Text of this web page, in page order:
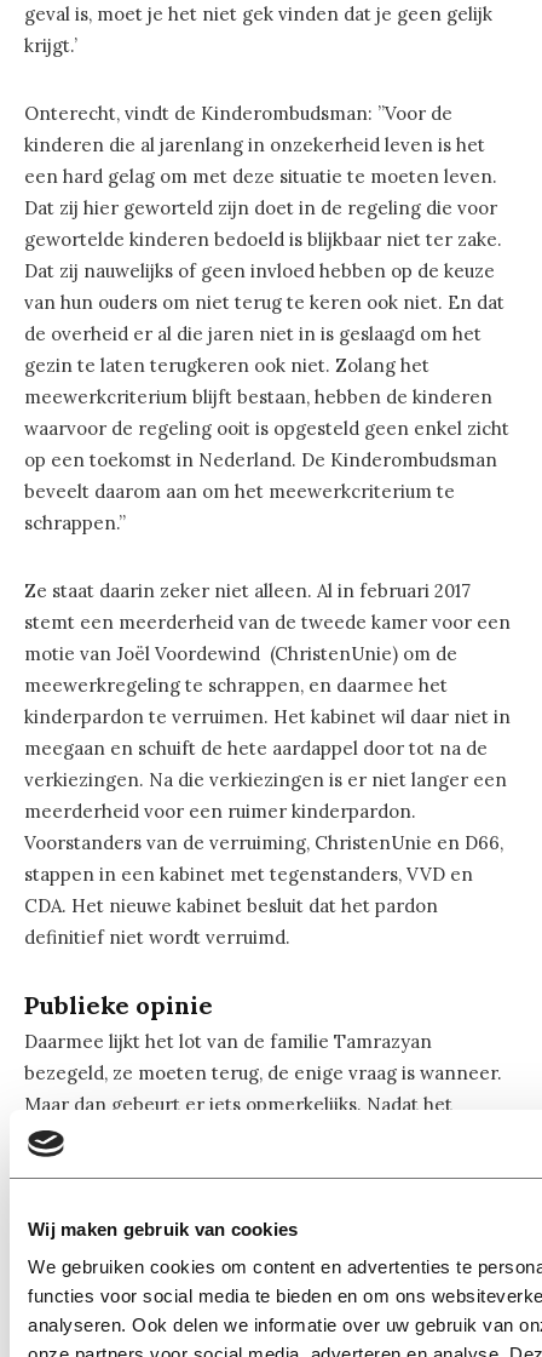
Wij maken gebruik van cookies
We gebruiken cookies om content en advertenties te
functies voor social media te bieden en om ons
analyseren. Ook delen we informatie over uw gebruik van
geval is, moet je het niet gek vinden dat je geen gelijk
krijgt.’
Onterecht, vindt de Kinderombudsman: ”Voor de
kinderen die al jarenlang in onzekerheid leven is het
een hard gelag om met deze situatie te moeten leven.
Dat zij hier geworteld zijn doet in de regeling die voor
gewortelde kinderen bedoeld is blijkbaar niet ter zake.
Dat zij nauwelijks of geen invloed hebben op de keuze
van hun ouders om niet terug te keren ook niet. En dat
de overheid er al die jaren niet in is geslaagd om het
gezin te laten terugkeren ook niet. Zolang het
meewerkcriterium blijft bestaan, hebben de kinderen
waarvoor de regeling ooit is opgesteld geen enkel zicht
op een toekomst in Nederland. De Kinderombudsman
beveelt daarom aan om het meewerkcriterium te
schrappen.”
Ze staat daarin zeker niet alleen. Al in februari 2017
stemt een meerderheid van de tweede kamer voor een
motie van Joël Voordewind (ChristenUnie) om de
meewerkregeling te schrappen, en daarmee het
kinderpardon te verruimen. Het kabinet wil daar niet in
meegaan en schuift de hete aardappel door tot na de
verkiezingen. Na die verkiezingen is er niet langer een
meerderheid voor een ruimer kinderpardon.
Voorstanders van de verruiming, ChristenUnie en D66,
stappen in een kabinet met tegenstanders, VVD en
CDA. Het nieuwe kabinet besluit dat het pardon
definitief niet wordt verruimd.
Publieke opinie
Daarmee lijkt het lot van de familie Tamrazyan
bezegeld, ze moeten terug, de enige vraag is wanneer.
Maar dan gebeurt er iets opmerkelijks. Nadat het
verhaal van de eveneens Armeense kinderen Lili en
bevoegdheid en besluit dat Lili en Howick toch een
verblijfsvergunning krijgen. Later die maand plaatst
Hayarpi haar oproep aan Joël Voordewind en Gertjan
Segers op twitter, de zaak van het gezin krijgt veel